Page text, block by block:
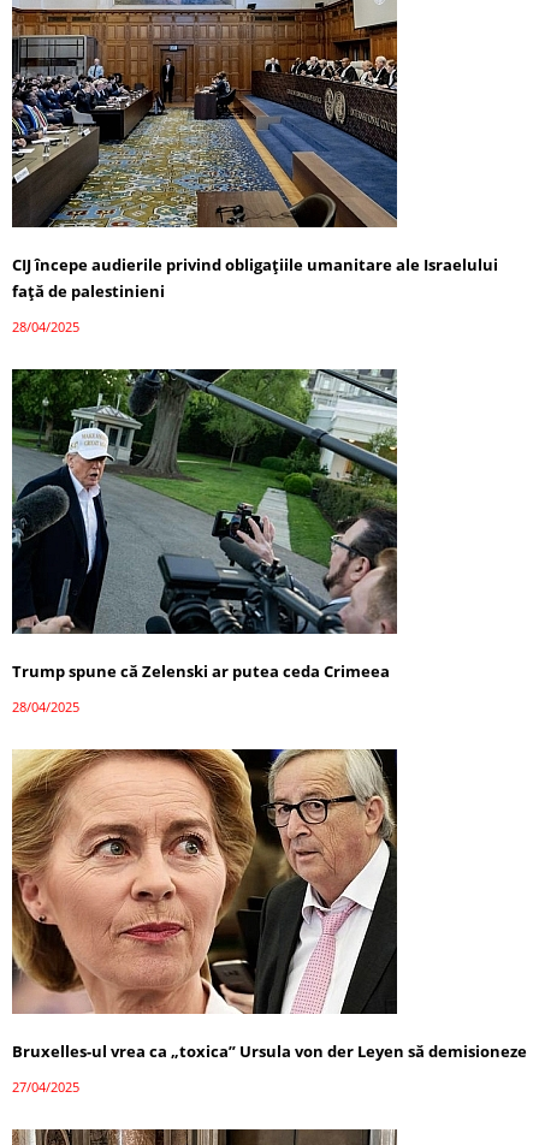
CIJ începe audierile privind obligațiile umanitare ale Israelului
față de palestinieni
28/04/2025
Trump spune că Zelenski ar putea ceda Crimeea
28/04/2025
Bruxelles-ul vrea ca „toxica” Ursula von der Leyen să demisioneze
27/04/2025